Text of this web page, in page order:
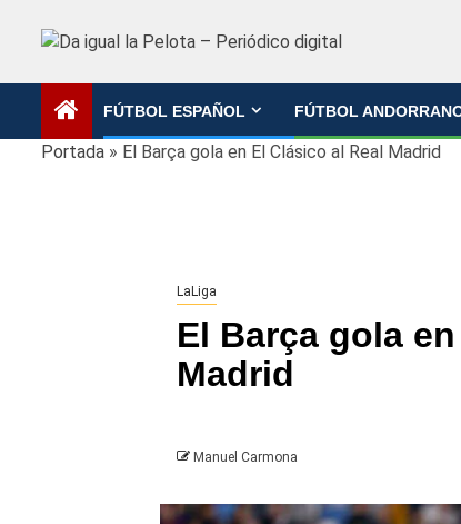
FÚTBOL ESPAÑOL FÚTBOL
Portada » El Barça gola en El Clásico al Real Madrid
LaLiga
El Barça gola
Madrid
Manuel Carmona